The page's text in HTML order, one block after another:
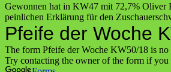
Gewonnen hat in KW47 mit 72,7% Oliver
peinlichen Erklärung für den